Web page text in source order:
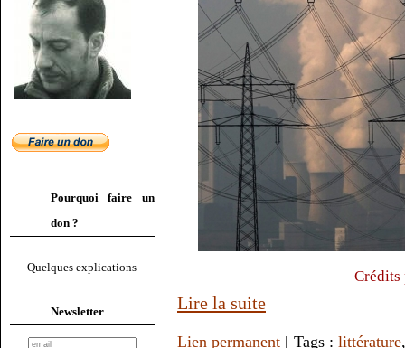
Pourquoi faire un
don ?
Quelques explications
Newsletter
Crédits
Lire la suite
Lien permanent | Tags : littérature